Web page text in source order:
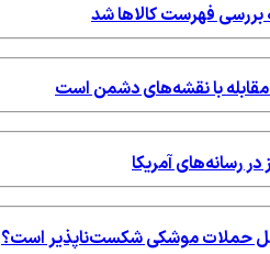
بررسی فهرست کالاها شد
مقابله با نقشه‌های دشمن است
رسانه‌های آمریکا
حملات موشکی شکست‌ناپذیر است؟